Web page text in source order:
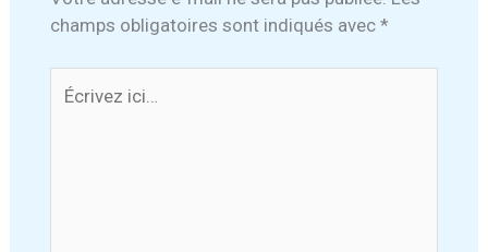
champs obligatoires sont indiqués avec *
ici…